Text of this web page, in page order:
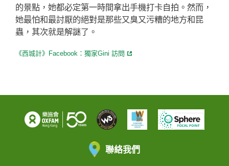
的景點，她都必定第一時間拿出手機打卡自拍。然而，
她最怕和最討厭的絕對是那些又臭又污糟的地方和昆
蟲，其次就是解謎了。
《西城計》Facebook：獨家Gini 訪問
聯絡我們